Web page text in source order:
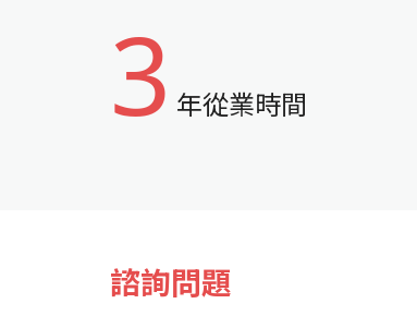
3 年從業時間
諮詢問題